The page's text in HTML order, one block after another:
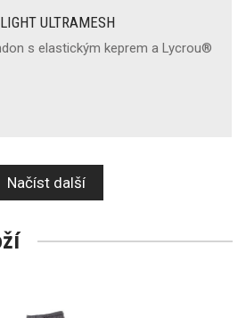
ULTRAMESH
s elastickým keprem a Lycrou®
Načíst další